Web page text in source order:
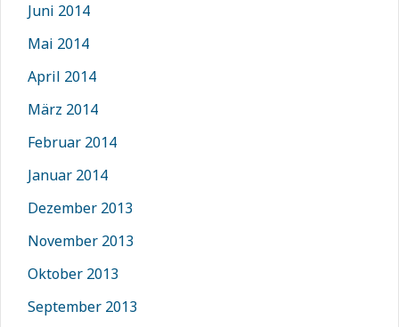
Juni 2014
Mai 2014
April 2014
März 2014
Februar 2014
Januar 2014
Dezember 2013
November 2013
Oktober 2013
September 2013